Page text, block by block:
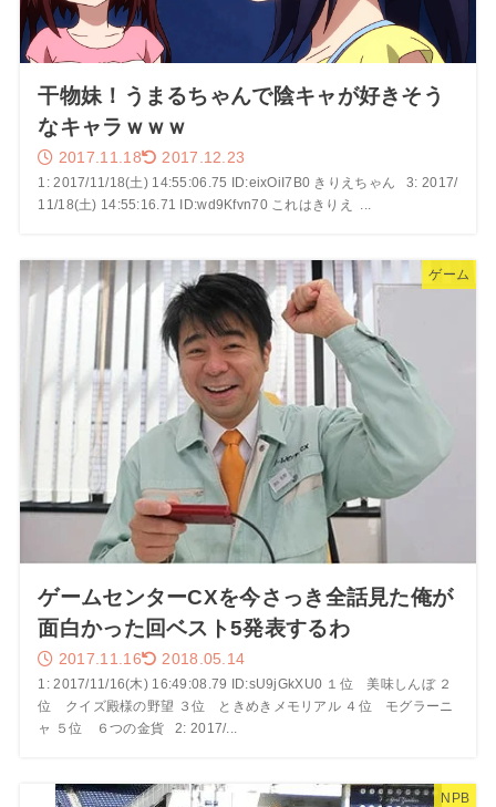
干物妹！うまるちゃんで陰キャが好きそう
なキャラｗｗｗ
2017.11.18 2017.12.23
1: 2017/11/18(土) 14:55:06.75 ID:eixOiI7B0 きりえちゃん 3: 2017/
11/18(土) 14:55:16.71 ID:wd9Kfvn70 これはきりえ ...
ゲーム
ゲームセンターCXを今さっき全話見た俺が
面白かった回ベスト5発表するわ
2017.11.16 2018.05.14
1: 2017/11/16(木) 16:49:08.79 ID:sU9jGkXU0 １位 美味しんぼ ２
位 クイズ殿様の野望 ３位 ときめきメモリアル ４位 モグラーニ
ャ ５位 ６つの金貨 2: 2017/...
NPB